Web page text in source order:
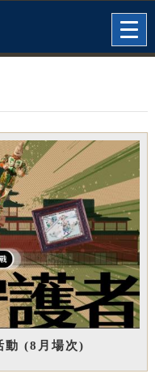
動 (8月場次)